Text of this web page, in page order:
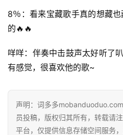
8％：看来宝藏歌手真的想藏
的🔥🔥
咩咩：伴奏中击鼓声太好听了
有感觉，很喜欢他的歌~
声明：词多多
员投稿，版权归其所有，转载请
平台，仅提供信息存储空间服务